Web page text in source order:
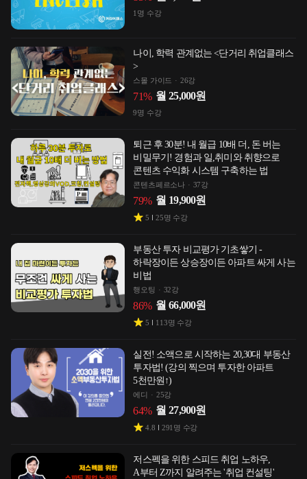
1명 수강
나이, 학력 관계없는 <단거리 취업클래스
>
스몰 가이드 26강
71% 월 25,000원
9명 수강
퇴근 후 30분! 내 월급 10배 더, 돈 버는
비밀무기! 경험과 일,취미와 취향으로
콘텐츠 수익화 시스템 구축하는 법
콘텐츠페르소나 37강
79% 월 19,900원
5 25명 수강
부동산 투자 비교평가 기초쌓기 -
하락장이든 상승장이든 아파트 싸게 사는
비법
행오팅 32강
86% 월 66,000원
5 113명 수강
실전! 소액으로 시작하는 20,30대 부동산
투자법! (강의 찍으며 투자한 아파트
5천만원↑)
에디 25강
64% 월 27,900원
4.8 291 명 수강
저스펙을 위한 스피드 취업 노하우,
A부터 Z까지 알려주는 '취업 컨설팅'